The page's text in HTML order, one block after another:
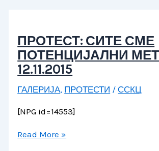
ПРОТЕСТ: СИТЕ СМЕ
ПОТЕНЦИЈАЛНИ
12.11.2015
ГАЛЕРИЈА, ПРОТЕСТИ /ССКЦ
[NPG id=14553]
Read More »